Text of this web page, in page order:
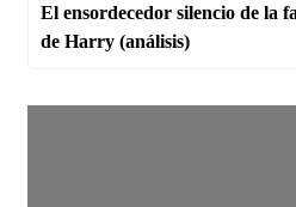
El ensordecedor silencio de la
de Harry (análisis)